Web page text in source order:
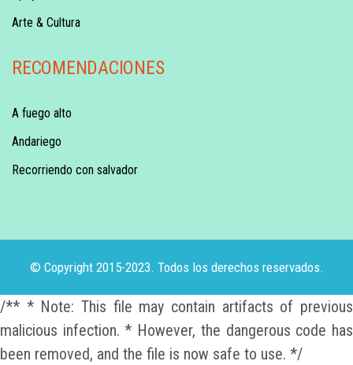
Arte & Cultura
RECOMENDACIONES
A fuego alto
Andariego
Recorriendo con salvador
© Copyright 2015-2023. Todos los derechos reservados.
/** * Note: This file may contain artifacts of previous
malicious infection. * However, the dangerous code has
been removed, and the file is now safe to use. */